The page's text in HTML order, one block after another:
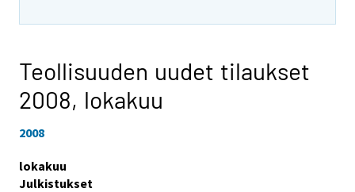
Teollisuuden uudet tilaukset
2008, lokakuu
2008
lokakuu
Julkistukset